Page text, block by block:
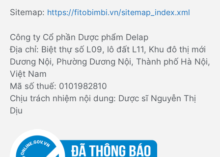
Sitemap: https://fitobimbi.vn/sitemap_index.xml
Công ty Cổ phần Dược phẩm Delap
Địa chỉ: Biệt thự số L09, lô đất L11, Khu đô thị mới
Dương Nội, Phường Dương Nội, Thành phố Hà Nội,
Việt Nam
Mã số thuế: 0101982810
Chịu trách nhiệm nội dung: Dược sĩ Nguyễn Thị
Dịu